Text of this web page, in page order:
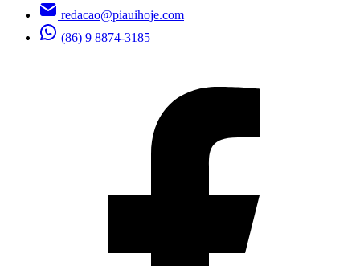
redacao@piauihoje.com
(86) 9 8874-3185